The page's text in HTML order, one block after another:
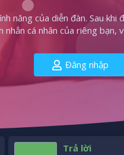
năng của diễn đàn. Sau
nhắn cá nhân của riêng
Đăng nhập
Trả lời